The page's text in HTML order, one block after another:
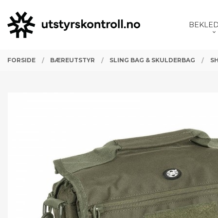
innholdet
PRODUKTER
FORSIDE BÆREUTSTYR SLING BAG & SKULDERBAG